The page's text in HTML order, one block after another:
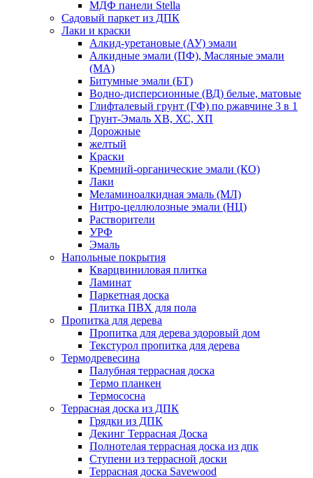
МДФ панели Stella
Садовый паркет из ДПК
Лаки и краски
Алкид-уретановые (АУ) эмали
Алкидные эмали (ПФ), Масляные эмали
(МА)
Битумные эмали (БТ)
Водно-дисперсионные (ВД) белые, матовые
Глифталевый грунт (ГФ) по ржавчине 3 в 1
Грунт-Эмаль ХВ, ХС, ХП
Дорожные
желтый
Краски
Кремний-органические эмали (КО)
Лаки
Меламиноалкидная эмаль (МЛ)
Нитро-целлюлозные эмали (НЦ)
Растворители
УРФ
Эмаль
Напольные покрытия
Кварцвиниловая плитка
Ламинат
Паркетная доска
Плитка ПВХ для пола
Пропитка для дерева
Пропитка для дерева здоровый дом
Текстурол пропитка для дерева
Термодревесина
Палубная террасная доска
Термо планкен
Термососна
Террасная доска из ДПК
Грядки из ДПК
Декинг Террасная Доска
Полнотелая террасная доска из дпк
Ступени из террасной доски
Террасная доска Savewood